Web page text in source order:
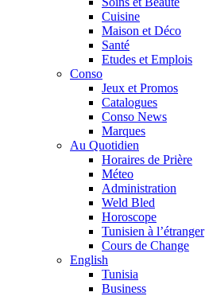
Cuisine
Maison et Déco
Santé
Etudes et Emplois
Conso
Jeux et Promos
Catalogues
Conso News
Marques
Au Quotidien
Horaires de Prière
Méteo
Administration
Weld Bled
Horoscope
Tunisien à l’étranger
Cours de Change
English
Tunisia
Business